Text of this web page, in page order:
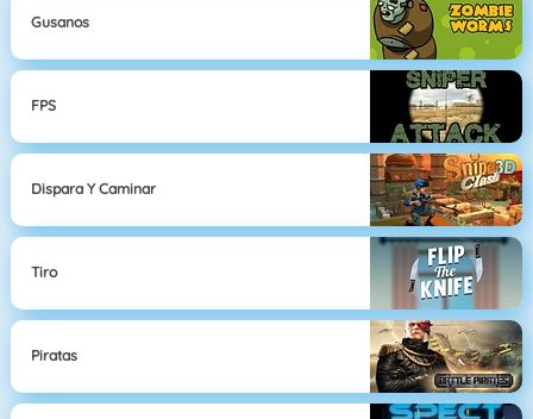
Gusanos
FPS
Dispara Y Caminar
Tiro
Piratas